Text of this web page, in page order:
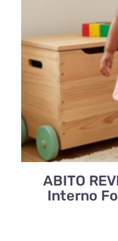
ABITO
Interno